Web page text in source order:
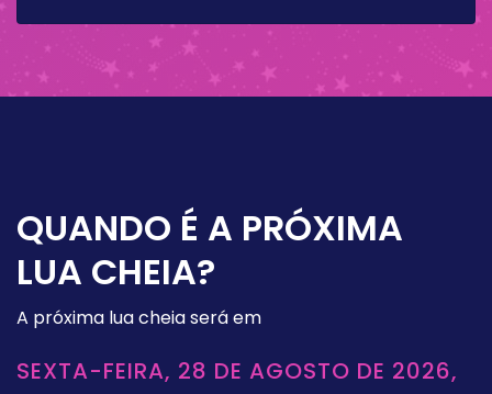
QUANDO É A PRÓXIMA
LUA CHEIA?
A próxima lua cheia será em
SEXTA-FEIRA, 28 DE AGOSTO DE 2026,